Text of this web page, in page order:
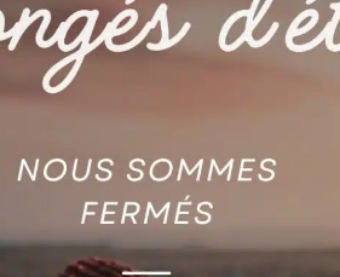
AGIE
PAIRE DE GUIDES-
AG590326834